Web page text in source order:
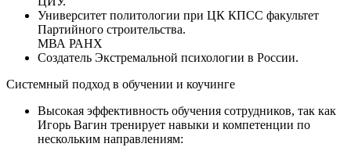
Университет политологии при ЦК КПСС факультет
Партийного строительства.
МВА РАНХ
Создатель Экстремальной психологии в России.
Системный подход в обучении и коучинге
Высокая эффективность обучения сотрудников, так как
Игорь Вагин тренирует навыки и компетенции по
нескольким направлениям: